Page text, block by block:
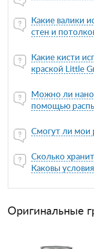
Какие валики
стен и
Какие кисти
краской Little
Можно ли
помощью
Смогут ли мои
Сколько
Каковы
Оригинальные